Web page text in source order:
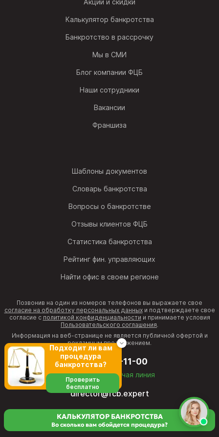
Калькулятор банкротства
Банкротство в рассрочку
Мы в СМИ
Блог компании ФЦБ
Наши сотрудники
Вакансии
Франшиза
Шаблоны документов
Словарь банкротства
Вопросы о банкротстве
Отзывы клиентов ФЦБ
Статистика банкротства
Рейтинг фин. управляющих
Найти офис в своем регионе
Позвонив на один из номеров телефонов вы выражаете свое
согласие на обработку персональных данныхи подтверждаете свое
согласие с политикой конфиденциальности и принимаете условия
Пользовательского соглашения.
Информация на веб-странице не является публичной офертой и
рекламным предложением.
8 (800) 511-11-00
бесплатная горячая линия
director@fcb.expert
КАЛЬКУЛЯТОР БАНКРОТСТВА
Во сколько вам обойдется процедура?
Подходит ли вам
процедура
банкротства?
Проверить
бесплатно